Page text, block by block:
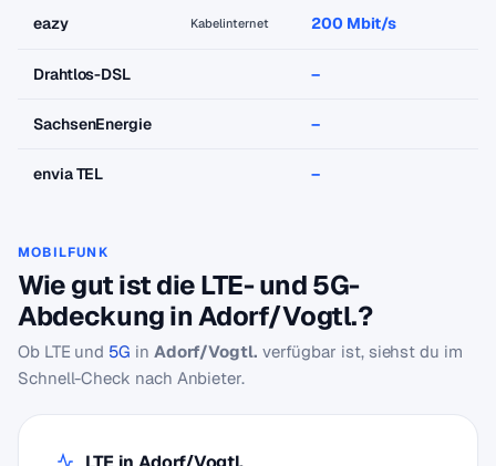
eazy Kabelinternet 200 Mbit/s
Drahtlos-DSL –
SachsenEnergie –
envia TEL –
MOBILFUNK
Wie gut ist die LTE- und 5G-
Abdeckung in Adorf/Vogtl.?
Ob LTE und 5G in Adorf/Vogtl. verfügbar ist, siehst du im
Schnell-Check nach Anbieter.